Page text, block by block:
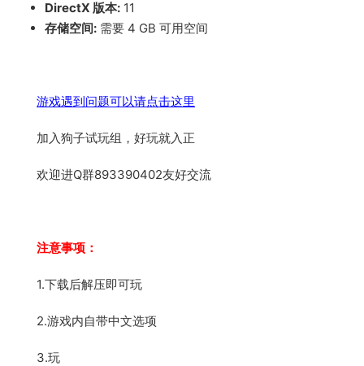
DirectX 版本: 11
存储空间: 需要 4 GB 可用空间
游戏遇到问题可以请点击这里
加入狗子试玩组，好玩就入正
欢迎进Q群893390402友好交流
注意事项：
1.下载后解压即可玩
2.游戏内自带中文选项
3.玩